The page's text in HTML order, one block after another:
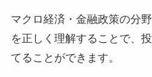
マクロ経済・金融政策の分
を正しく理解することで、
てることができます。